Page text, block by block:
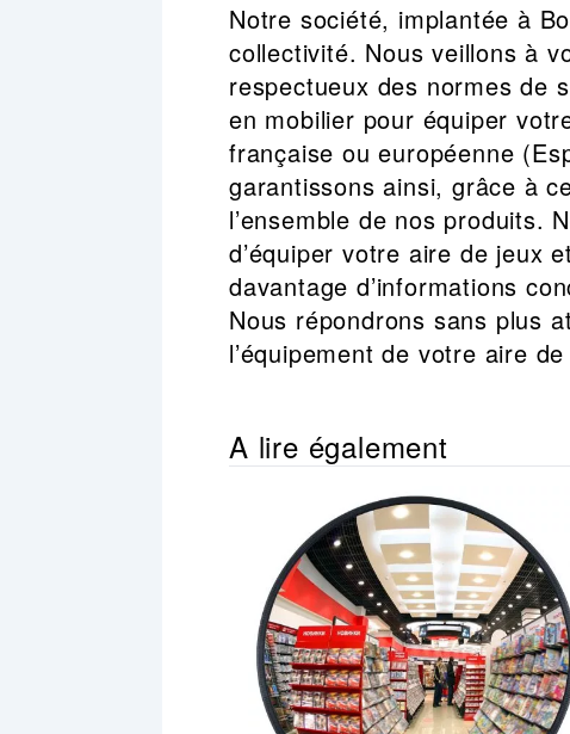
Notre société, implantée à
collectivité. Nous veillons à
respectueux des normes de
en mobilier pour équiper
française ou européenne
garantissons ainsi, grâce à
l’ensemble de nos produits.
d’équiper votre aire de jeux
davantage d’informations
Nous répondrons sans plus
l’équipement de votre aire
A lire également